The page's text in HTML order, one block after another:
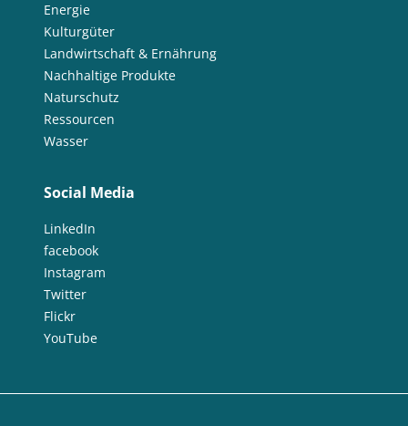
Energie
Kulturgüter
Landwirtschaft & Ernährung
Nachhaltige Produkte
Naturschutz
Ressourcen
Wasser
Social Media
LinkedIn
facebook
Instagram
Twitter
Flickr
YouTube